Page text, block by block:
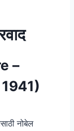
–
1941)
नोबेल